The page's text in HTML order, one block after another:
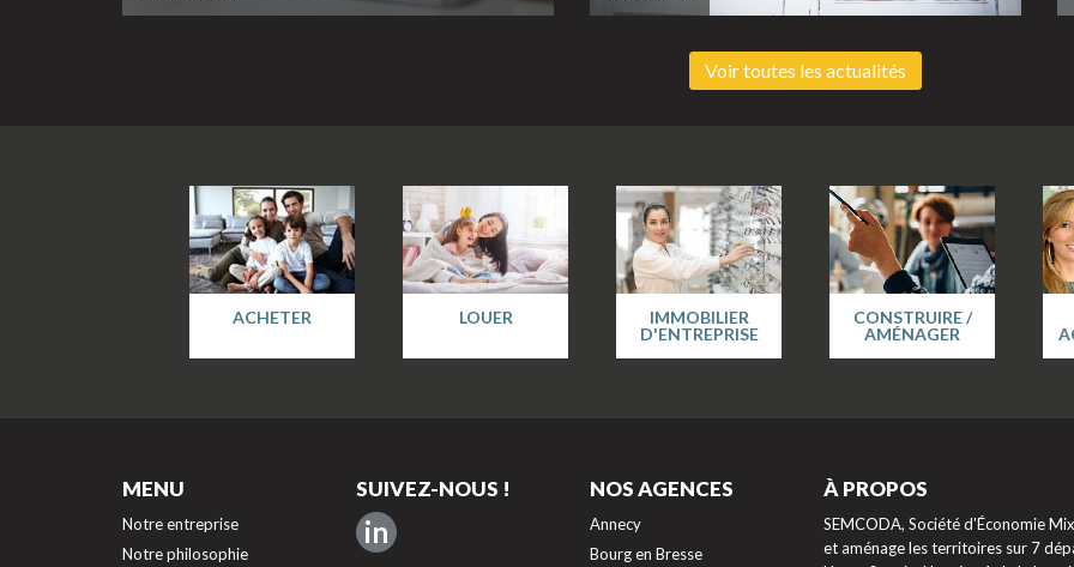
Voir toutes les actualités
ACHETER LOUER
IMMOBILIER
D'ENTREPRISE
CONSTRUIRE /
AMÉNAGER
MENU
Notre entreprise
Notre philosophie
SUIVEZ-NOUS !
in
NOS AGENCES
Annecy
Bourg en Bresse
À PROPOS
SEMCODA, Société d'Économie
et aménage les territoires sur 7